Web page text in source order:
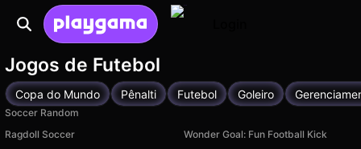
Jogos de Futebol
Copa do Mundo Pênalti Futebol Goleiro
Soccer Random
Ragdoll Soccer
Wonder Goal: Fun Football Kick